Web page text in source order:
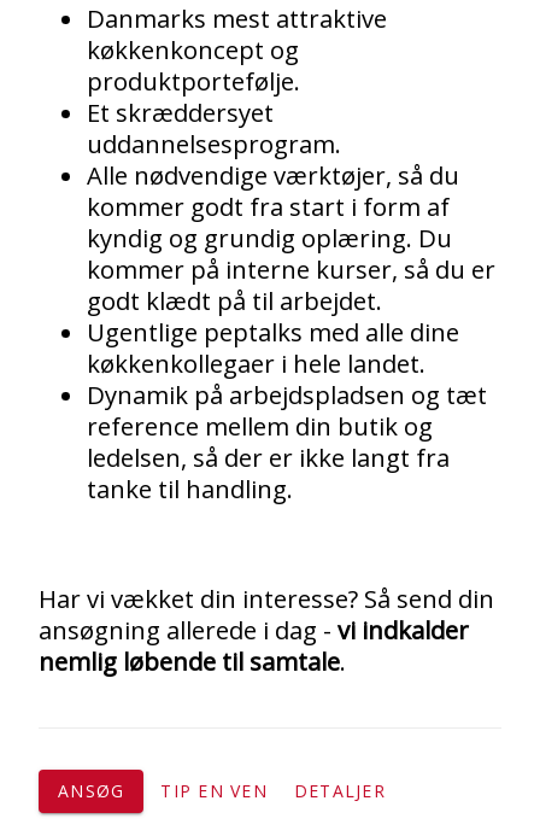
Danmarks mest attraktive
køkkenkoncept og
produktportefølje.
Et skræddersyet
uddannelsesprogram.
Alle nødvendige værktøjer, så du
kommer godt fra start i form af
kyndig og grundig oplæring. Du
kommer på interne kurser, så du er
godt klædt på til arbejdet.
Ugentlige peptalks med alle dine
køkkenkollegaer i hele landet.
Dynamik på arbejdspladsen og tæt
reference mellem din butik og
ledelsen, så der er ikke langt fra
tanke til handling.
Har vi vækket din interesse? Så send din
ansøgning allerede i dag - vi indkalder
nemlig løbende til samtale.
ANSØG TIP EN VEN DETALJER